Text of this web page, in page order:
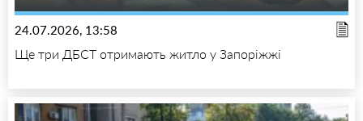
24.07.2026, 13:58
Ще три ДБСТ отримають житло у Запоріжжі